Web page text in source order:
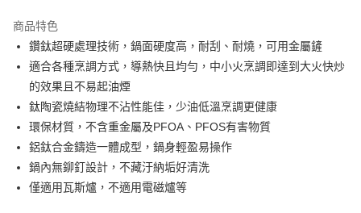
合作金庫商業銀行
華南商業銀行
彰化商業銀行
上海商業儲蓄銀行
台北富邦商業銀行
國泰世華商業銀行
臺灣中小企業銀行
台中商業銀行
匯豐（台灣）商業銀行
華泰商業銀行
聯邦商業銀行
遠東國際商業銀行
元大商業銀行
永豐商業銀行
玉山商業銀行
星展（台灣）商業銀行
台新國際商業銀行
LINE Pay
Apple Pay
街口支付
悠遊付
商品特色
鑽鈦超硬處理技術，鍋面硬度高，耐刮、耐燒，可用金屬鏟
適合各種烹調方式，導熱快且均勻，中小火烹調即達到大火快炒
的效果且不易起油煙
鈦陶瓷燒結物理不沾性能佳，少油低溫烹調更健康
環保材質，不含重金屬及PFOA、PFOS有害物質
鋁鈦合金鑄造一體成型，鍋身輕盈易操作
鍋內無鉚釘設計，不藏汙納垢好清洗
僅適用瓦斯爐，不適用電磁爐等